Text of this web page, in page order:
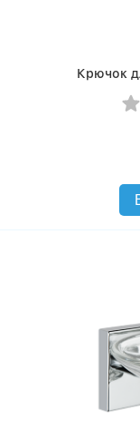
Крючок